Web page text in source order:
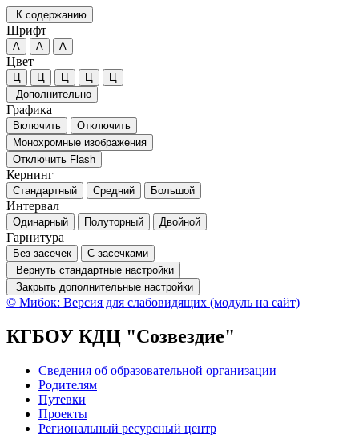
К содержанию
Шрифт
А А А
Цвет
Ц Ц Ц Ц
Ц
Дополнительно
Графика
Включить
Отключить
Монохромные изображения
Отключить Flash
Кернинг
Стандартный Средний Большой
Интервал
Одинарный Полуторный Двойной
Гарнитура
Без засечек
С засечками
Вернуть стандартные настройки
Закрыть дополнительные настройки
© Мибок: Версия для слабовидящих (модуль на сайт)
КГБОУ КДЦ "Созвездие"
Сведения об образовательной организации
Родителям
Путевки
Проекты
Региональный ресурсный центр